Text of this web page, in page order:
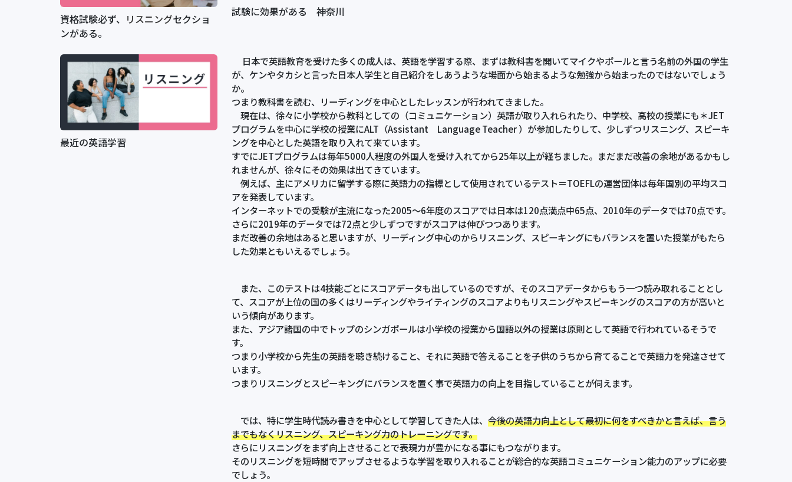
資格試験必ず、 リスニングセクショ
ンがある。
試験に効果がある 神奈川
最近の英語学習
日本で英語教育を受けた多くの成人は、英語を学習する際、まずは教科書を開いてマイクやポールと言う名前の外国の学生
が、ケンやタカシと言った日本人学生と自己紹介をしあうような場面から始まるような勉強から始まったのではないでしょう
か。
つまり教科書を読む、リーディングを中心としたレッスンが行われてきました。
現在は、徐々に小学校から教科としての（コミュニケーション）英語が取り入れられたり、中学校、高校の授業にも＊JET
プログラムを中心に学校の授業にALT（Assistant Language Teacher ）が参加したりして、少しずつリスニング、スピーキ
ングを中心とした英語を取り入れて来ています。
すでにJETプログラムは毎年5000人程度の外国人を受け入れてから25年以上が経ちました。まだまだ改善の余地があるかもし
れませんが、徐々にその効果は出てきています。
例えば、主にアメリカに留学する際に英語力の指標として使用されているテスト＝TOEFLの運営団体は毎年国別の平均スコ
アを発表しています。
インターネットでの受験が主流になった2005～6年度のスコアでは日本は120点満点中65点、2010年のデータでは70点です。
さらに2019年のデータでは72点と少しずつですがスコアは伸びつつあります。
まだ改善の余地はあると思いますが、リーディング中心のからリスニング、スピーキングにもバランスを置いた授業がもたら
した効果ともいえるでしょう。
また、このテストは4技能ごとにスコアデータも出しているのですが、そのスコアデータからもう一つ読み取れることとし
て、スコアが上位の国の多くはリーディングやライティングのスコアよりもリスニングやスピーキングのスコアの方が高いと
いう傾向があります。
また、アジア諸国の中でトップのシンガポールは小学校の授業から国語以外の授業は原則として英語で行われているそうで
す。
つまり小学校から先生の英語を聴き続けること、それに英語で答えることを子供のうちから育てることで英語力を発達させて
います。
つまりリスニングとスピーキングにバランスを置く事で英語力の向上を目指していることが伺えます。
では、特に学生時代読み書きを中心として学習してきた人は、 今後の英語力向上として最初に何をすべきかと言えば、言う
までもなくリスニング、スピーキング力のトレーニングです。
さらにリスニングをまず向上させることで表現力が豊かになる事にもつながります。
そのリスニングを短時間でアップさせるような学習を取り入れることが総合的な英語コミュニケーション能力のアップに必要
でしょう。